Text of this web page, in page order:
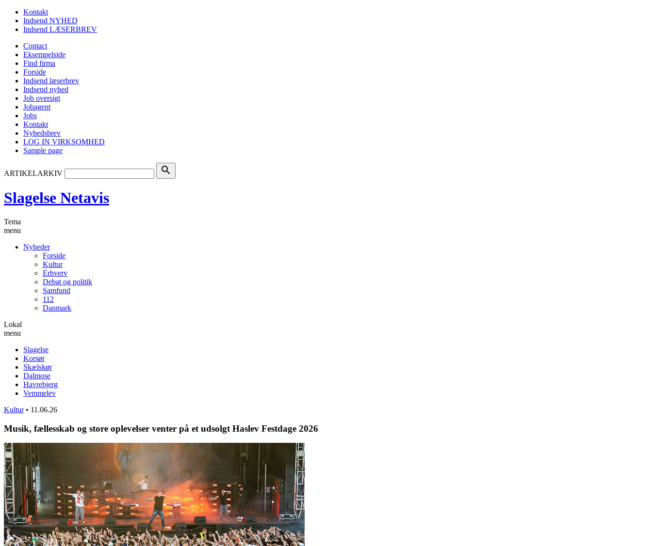
Kontakt
Indsend NYHED
Indsend LÆSERBREV
Contact
Eksempelside
Find firma
Forside
Indsend læserbrev
Indsend nyhed
Job oversigt
Jobagent
Jobs
Kontakt
Nyhedsbrev
LOG IN VIRKSOMHED
Sample page
ARTIKELARKIV search
Slagelse Netavis
Tema
menu
Nyheder
Forside
Kultur
Erhverv
Debat og politik
Samfund
112
Danmark
Lokal
menu
Slagelse
Korsør
Skælskør
Dalmose
Havrebjerg
Vemmelev
Kultur • 11.06.26
Musik, fællesskab og store oplevelser venter på et udsolgt Haslev Festdage 2026